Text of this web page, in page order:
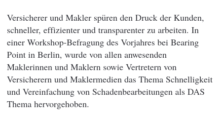
Versicherer und Makler spüren den Druck der Kunden,
schneller, effizienter und transparenter zu arbeiten. In
einer Workshop-Befragung des Vorjahres bei Bearing
Point in Berlin, wurde von allen anwesenden
Maklerinnen und Maklern sowie Vertretern von
Versicherern und Maklermedien das Thema Schnelligkeit
und Vereinfachung von Schadenbearbeitungen als DAS
Thema hervorgehoben.